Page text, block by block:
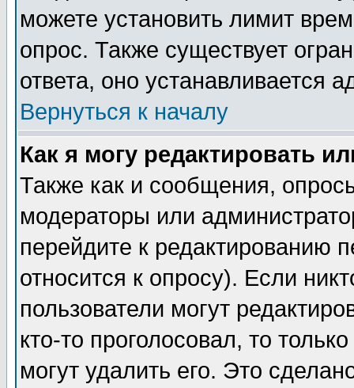
можете установить лимит
опрос. Также существует
ответа, оно устанавливается
Вернуться к началу
Как я могу редактировать
Также как и сообщения,
модераторы или
перейдите к редактированию
относится к опросу). Если
пользователи могут
кто-то проголосовал, то
могут удалить его. Это